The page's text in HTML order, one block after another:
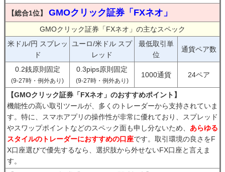
【総合1位】 GMOクリック証券「FXネオ」
GMOクリック証券「FXネオ」の主なスペック
米ドル/円 スプレッ
ド
ユーロ/米ドル スプ
レッド
最低取引単
位
通貨ペア数
0.2銭原則固定
(9-27時・例外あり)
0.3pips原則固定
(9-27時・例外あり)
1000通貨 24ペア
【GMOクリック証券「FXネオ」のおすすめポイント】
機能性の高い取引ツールが、多くのトレーダーから支持されていま
す。特に、スマホアプリの操作性が非常に優れており、スプレッド
やスワップポイントなどのスペック面も申し分ないため、 あらゆる
スタイルのトレーダーにおすすめの口座です。取引環境の良さをF
X口座選びで優先するなら、選択肢から外せないFX口座と言えま
す。